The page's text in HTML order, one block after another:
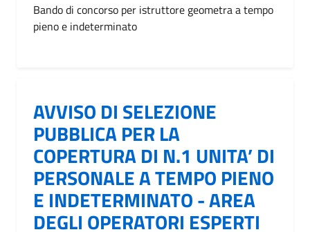
Bando di concorso per istruttore geometra a tempo
pieno e indeterminato
AVVISO DI SELEZIONE
PUBBLICA PER LA
COPERTURA DI N.1 UNITA’ DI
PERSONALE A TEMPO PIENO
E INDETERMINATO - AREA
DEGLI OPERATORI ESPERTI